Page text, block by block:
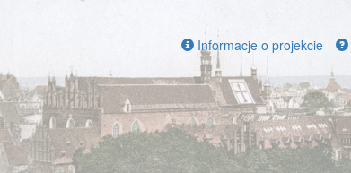
Informacje o projekcie